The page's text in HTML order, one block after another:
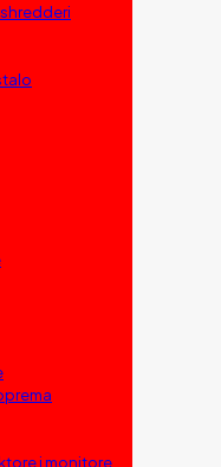
i monitore